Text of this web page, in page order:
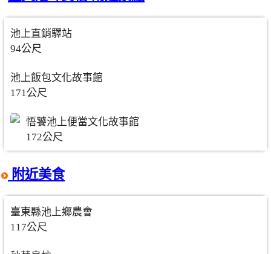
池上直銷驛站
94公尺
池上飯包文化故事館
171公尺
悟饕池上便當文化故事館
172公尺
附近美食
臺東縣池上鄉農會
117公尺